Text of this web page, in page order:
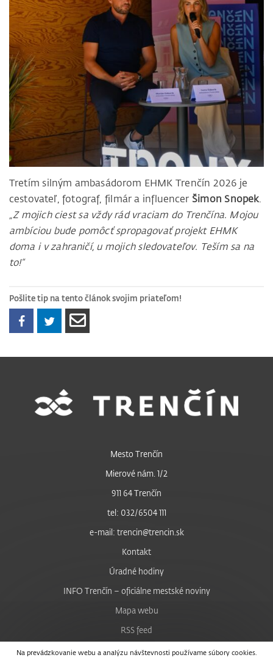
Tretím silným ambasádorom EHMK Trenčín 2026 je
cestovateľ, fotograf, filmár a influencer Šimon Snopek.
„Z mojich ciest sa vždy rád vraciam do Trenčína. Mojou
ambíciou bude pomôcť spropagovať projekt EHMK
doma i v zahraničí, u mojich sledovateľov. Teším sa na
to!“
Pošlite tip na tento článok svojim priateľom!
Na prevádzkovanie webu a analýzu návštevnosti používame súbory cookies.
Mesto Trenčín
Mierové nám. 1/2
911 64 Trenčín
tel: 032/6504 111
e-mail: trencin@trencin.sk
Kontakt
Úradné hodiny
INFO Trenčín – oficiálne mestské noviny
Mapa webu
RSS feed
Nastavenie cookies